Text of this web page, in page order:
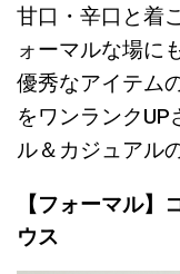
甘口・辛口と着
ォーマルな場に
優秀なアイテム
をワンランク
ル＆カジュアル
【フォーマル
ウス